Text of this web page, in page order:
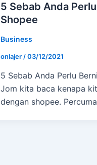
5 Sebab Anda
Shopee
Business
onlajer /03/12/2021
5 Sebab Anda Perlu
Jom kita baca kenapa
dengan shopee.